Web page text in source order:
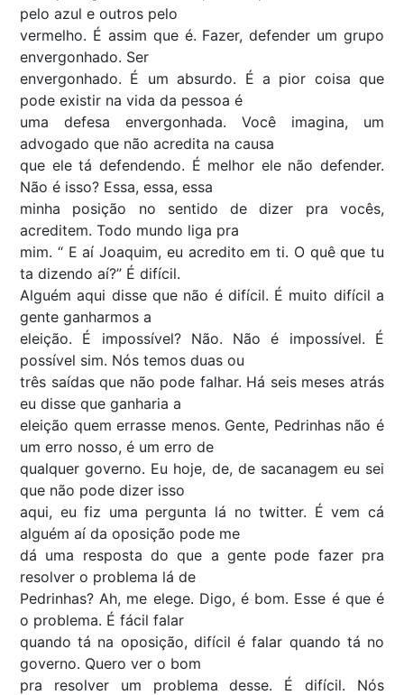
pelo azul e outros pelo
vermelho. É assim que é. Fazer, defender um grupo
envergonhado. Ser
envergonhado. É um absurdo. É a pior coisa que
pode existir na vida da pessoa é
uma defesa envergonhada. Você imagina, um
advogado que não acredita na causa
que ele tá defendendo. É melhor ele não defender.
Não é isso? Essa, essa, essa
minha posição no sentido de dizer pra vocês,
acreditem. Todo mundo liga pra
mim. “ E aí Joaquim, eu acredito em ti. O quê que tu
ta dizendo aí?” É difícil.
Alguém aqui disse que não é difícil. É muito difícil a
gente ganharmos a
eleição. É impossível? Não. Não é impossível. É
possível sim. Nós temos duas ou
três saídas que não pode falhar. Há seis meses atrás
eu disse que ganharia a
eleição quem errasse menos. Gente, Pedrinhas não é
um erro nosso, é um erro de
qualquer governo. Eu hoje, de, de sacanagem eu sei
que não pode dizer isso
aqui, eu fiz uma pergunta lá no twitter. É vem cá
alguém aí da oposição pode me
dá uma resposta do que a gente pode fazer pra
resolver o problema lá de
Pedrinhas? Ah, me elege. Digo, é bom. Esse é que é
o problema. É fácil falar
quando tá na oposição, difícil é falar quando tá no
governo. Quero ver o bom
pra resolver um problema desse. É difícil. Nós